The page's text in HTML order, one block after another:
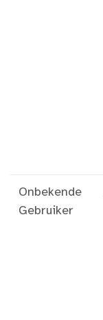
Onbekende
Gebruiker